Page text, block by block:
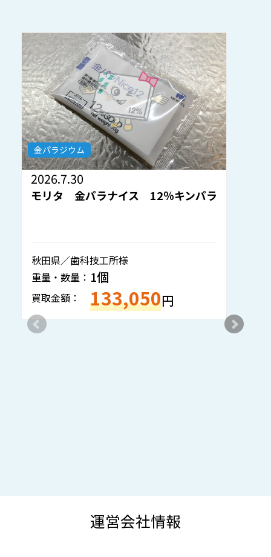
金パラジウム
2026.7.30
モリタ 金パラナイス 12％キンパラ
秋田県／歯科技工所様
重量・数量： 1個
買取金額： 133,050円
運営会社情報